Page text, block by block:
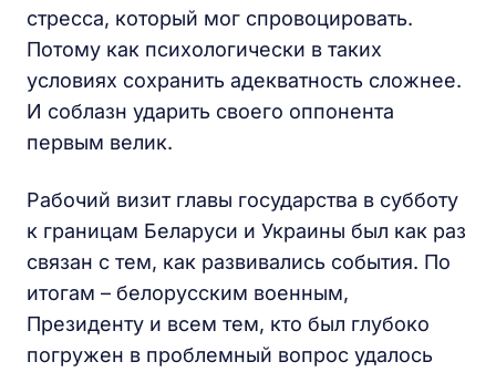
стресса, который мог спровоцировать.
Потому как психологически в таких
условиях сохранить адекватность сложнее.
И соблазн ударить своего оппонента
первым велик.
Рабочий визит главы государства в субботу
к границам Беларуси и Украины был как раз
связан с тем, как развивались события. По
итогам – белорусским военным,
Президенту и всем тем, кто был глубоко
погружен в проблемный вопрос удалось